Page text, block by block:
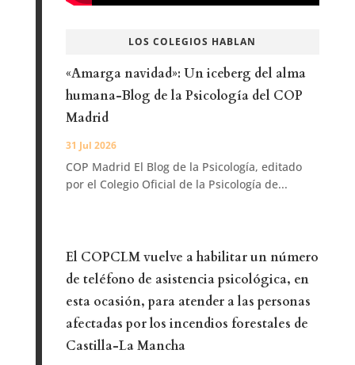
LOS COLEGIOS HABLAN
«Amarga navidad»: Un iceberg del alma
humana-Blog de la Psicología del COP
Madrid
31 Jul 2026
COP Madrid El Blog de la Psicología, editado
por el Colegio Oficial de la Psicología de...
El COPCLM vuelve a habilitar un número
de teléfono de asistencia psicológica, en
esta ocasión, para atender a las personas
afectadas por los incendios forestales de
Castilla-La Mancha